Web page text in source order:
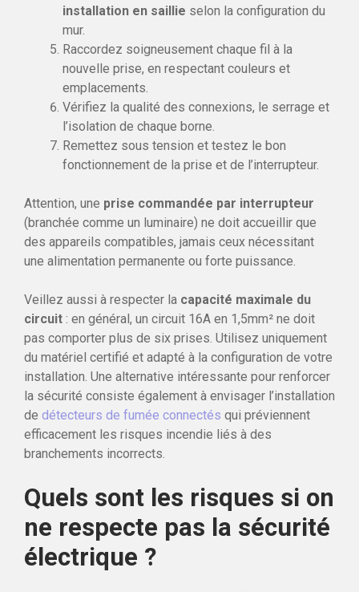
installation en saillie selon la configuration du
mur.
Raccordez soigneusement chaque fil à la
nouvelle prise, en respectant couleurs et
emplacements.
Vérifiez la qualité des connexions, le serrage et
l’isolation de chaque borne.
Remettez sous tension et testez le bon
fonctionnement de la prise et de l’interrupteur.
Attention, une prise commandée par interrupteur
(branchée comme un luminaire) ne doit accueillir que
des appareils compatibles, jamais ceux nécessitant
une alimentation permanente ou forte puissance.
Veillez aussi à respecter la capacité maximale du
circuit : en général, un circuit 16A en 1,5mm² ne doit
pas comporter plus de six prises. Utilisez uniquement
du matériel certifié et adapté à la configuration de votre
installation. Une alternative intéressante pour renforcer
la sécurité consiste également à envisager l’installation
de détecteurs de fumée connectés qui préviennent
efficacement les risques incendie liés à des
branchements incorrects.
Quels sont les risques si on
ne respecte pas la sécurité
électrique ?